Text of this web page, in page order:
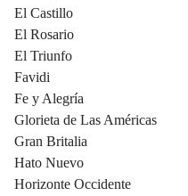
El Castillo
El Rosario
El Triunfo
Favidi
Fe y Alegría
Glorieta de Las Américas
Gran Britalia
Hato Nuevo
Horizonte Occidente